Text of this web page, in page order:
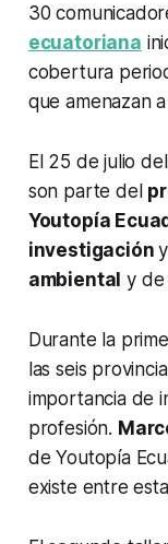
30
ecuatoriana
cobertura
que amenazan
El 25 de julio
son parte del
Youtopía
investigación
ambiental y de
Durante la
las seis
importancia de
profesión.
de Youtopía
existe entre